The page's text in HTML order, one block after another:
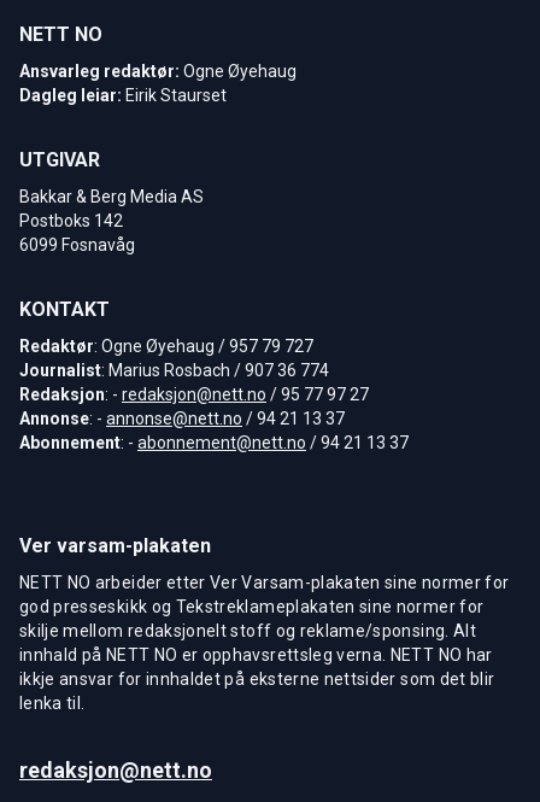
NETT NO
Ansvarleg redaktør: Ogne Øyehaug
Dagleg leiar: Eirik Staurset
UTGIVAR
Bakkar & Berg Media AS
Postboks 142
6099 Fosnavåg
KONTAKT
Redaktør: Ogne Øyehaug / 957 79 727
Journalist: Marius Rosbach / 907 36 774
Redaksjon: - redaksjon@nett.no / 95 77 97 27
Annonse: - annonse@nett.no / 94 21 13 37
Abonnement: - abonnement@nett.no / 94 21 13 37
Ver varsam-plakaten
NETT NO arbeider etter Ver Varsam-plakaten sine normer for
god presseskikk og Tekstreklameplakaten sine normer for
skilje mellom redaksjonelt stoff og reklame/sponsing. Alt
innhald på NETT NO er opphavsrettsleg verna. NETT NO har
ikkje ansvar for innhaldet på eksterne nettsider som det blir
lenka til.
redaksjon@nett.no